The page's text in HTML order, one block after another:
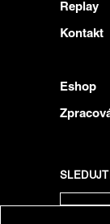
Replay
Kontakt
Eshop